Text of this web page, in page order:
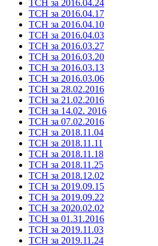
ТСН за 2016.04.24
ТСН за 2016.04.17
ТСН за 2016.04.10
ТСН за 2016.04.03
ТСН за 2016.03.27
ТСН за 2016.03.20
ТСН за 2016.03.13
ТСН за 2016.03.06
ТСН за 28.02.2016
ТСН за 21.02.2016
ТСН за 14.02. 2016
ТСН за 07.02.2016
ТСН за 2018.11.04
ТСН за 2018.11.11
ТСН за 2018.11.18
ТСН за 2018.11.25
ТСН за 2018.12.02
ТСН за 2019.09.15
ТСН за 2019.09.22
ТСН за 2020.02.02
ТСН за 01.31.2016
ТСН за 2019.11.03
ТСН за 2019.11.24